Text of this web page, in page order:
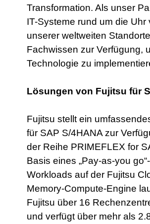
Transformation. Als unser
IT-Systeme rund um die
unserer weltweiten
Fachwissen zur Verfügung,
Technologie zu
Lösungen von Fujitsu für
Fujitsu stellt ein
für SAP S/4HANA zur
der Reihe PRIMEFLEX for
Basis eines „Pay-as-you
Workloads auf der Fujitsu
Memory-Compute-Engine
Fujitsu über 16
und verfügt über mehr als